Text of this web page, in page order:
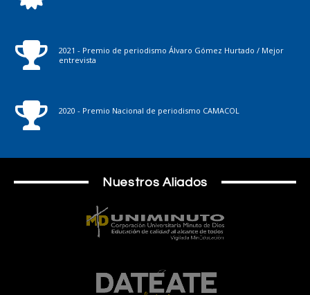
2021 - Premio de periodismo Álvaro Gómez Hurtado / Mejor
entrevista
2020 - Premio Nacional de periodismo CAMACOL
Nuestros Aliados